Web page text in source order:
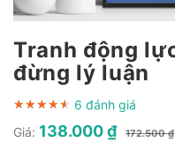
Tranh động
đừng lý luận
★★★★★
★★★★★
★★★★★ 6 đánh giá
Giá: 138.000 ₫ 172.500 ₫